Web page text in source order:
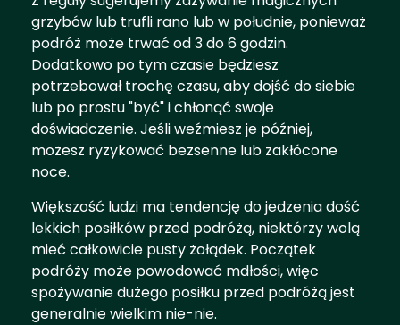
grzybów lub trufli rano lub w południe, ponieważ
podróż może trwać od 3 do 6 godzin.
Dodatkowo po tym czasie będziesz
potrzebował trochę czasu, aby dojść do siebie
lub po prostu "być" i chłonąć swoje
doświadczenie. Jeśli weźmiesz je później,
możesz ryzykować bezsenne lub zakłócone
noce.
Większość ludzi ma tendencję do jedzenia dość
lekkich posiłków przed podróżą, niektórzy wolą
mieć całkowicie pusty żołądek. Początek
podróży może powodować mdłości, więc
spożywanie dużego posiłku przed podróżą jest
generalnie wielkim nie-nie.